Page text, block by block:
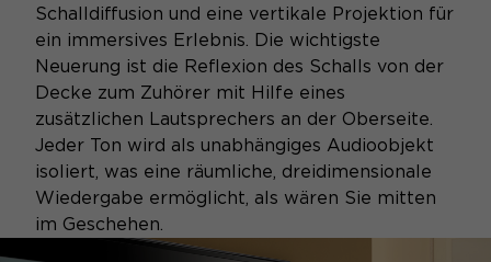
Schalldiffusion und eine vertikale Projektion für
ein immersives Erlebnis. Die wichtigste
Neuerung ist die Reflexion des Schalls von der
Decke zum Zuhörer mit Hilfe eines
zusätzlichen Lautsprechers an der Oberseite.
Jeder Ton wird als unabhängiges Audioobjekt
isoliert, was eine räumliche, dreidimensionale
Wiedergabe ermöglicht, als wären Sie mitten
im Geschehen.